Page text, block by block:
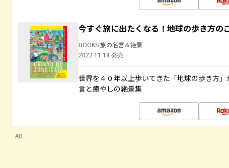
今すぐ旅に出たくなる！地球の歩き方の
BOOKS 旅の名言＆絶景
2022.11.18 発売
世界を４０年以上歩いてきた「地球の歩き方
言と癒やしの絶景集
AD